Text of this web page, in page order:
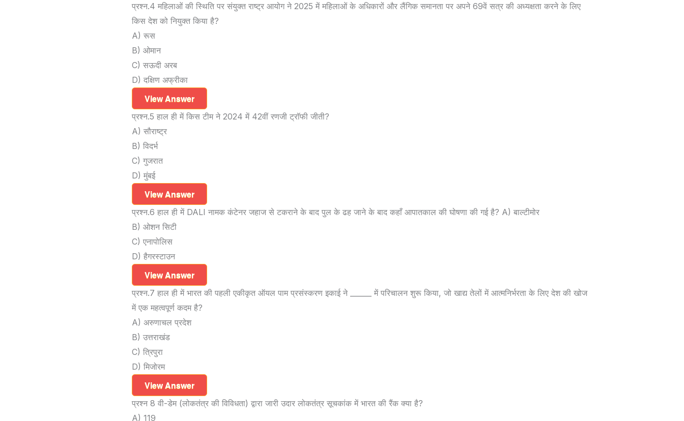
प्रश्न.4 महिलाओं की स्थिति पर संयुक्त राष्ट्र आयोग ने 2025 में महिलाओं के अधिकारों और लैंगिक समानता पर अपने 69वें सत्र की अध्यक्षता करने के लिए
किस देश को नियुक्त किया है?
A) रूस
B) ओमान
C) सऊदी अरब
D) दक्षिण अफ्रीका
View Answer
प्रश्न.5 हाल ही में किस टीम ने 2024 में 42वीं रणजी ट्रॉफी जीती?
A) सौराष्ट्र
B) विदर्भ
C) गुजरात
D) मुंबई
View Answer
प्रश्न.6 हाल ही में DALI नामक कंटेनर जहाज से टकराने के बाद पुल के ढह जाने के बाद कहाँ आपातकाल की घोषणा की गई है? A) बाल्टीमोर
B) ओशन सिटी
C) एनापोलिस
D) हैगरस्टाउन
View Answer
प्रश्न.7 हाल ही में भारत की पहली एकीकृत ऑयल पाम प्रसंस्करण इकाई ने ______ में परिचालन शुरू किया, जो खाद्य तेलों में आत्मनिर्भरता के लिए देश की खोज
में एक महत्वपूर्ण कदम है?
A) अरुणाचल प्रदेश
B) उत्तराखंड
C) त्रिपुरा
D) मिजोरम
View Answer
प्रश्न 8 वी-डेम (लोकतंत्र की विविधता) द्वारा जारी उदार लोकतंत्र सूचकांक में भारत की रैंक क्या है?
A) 119